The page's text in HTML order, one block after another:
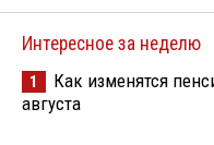
Интересное за неделю
1
Как изменятся
августа